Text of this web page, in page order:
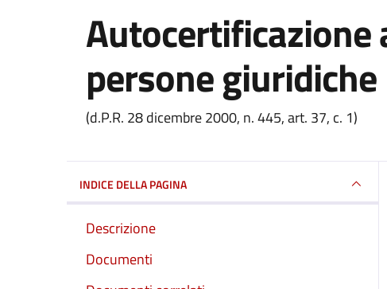
persone giuridiche
Dettagli del documento
(d.P.R. 28 dicembre 2000, n. 445, art. 37, c. 1)
INDICE DELLA PAGINA
Descrizione
Documenti